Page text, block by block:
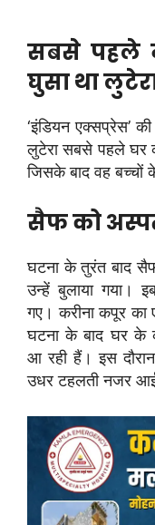
सबसे पहले
घुसा था
‘इंडियन एक्सप्रेस’ की
लुटेरा सबसे पहले घर
जिसके बाद वह बच्चों
सैफ को
घटना के तुरंत बाद
उन्हें बुलाया गया।
गए। करीना कपूर का
घटना के बाद घर के
आ रही हैं। इस
उधर टहलती नजर